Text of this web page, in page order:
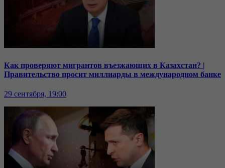
Как проверяют мигрантов въезжающих в Казахстан? |
Правительство просит миллиарды в международном банке
29 сентября, 19:00